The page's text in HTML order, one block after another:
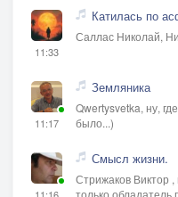
11:33
Катилась по
Саллас Николай,
11:17
Земляника
Qwertysvetka, ну,
было...)
Смысл жизни.
Стрижаков Виктор